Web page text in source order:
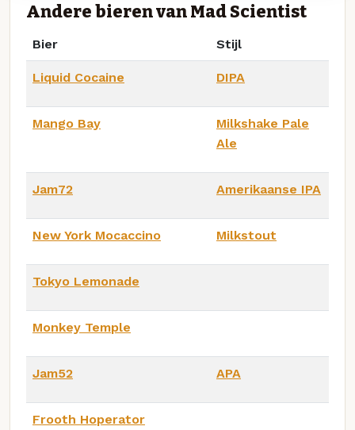
Andere bieren van Mad Scientist
Bier Stijl
Liquid Cocaine DIPA
Mango Bay
Milkshake Pale
Ale
Jam72 Amerikaanse IPA
New York Mocaccino Milkstout
Tokyo Lemonade
Monkey Temple
Jam52 APA
Frooth Hoperator